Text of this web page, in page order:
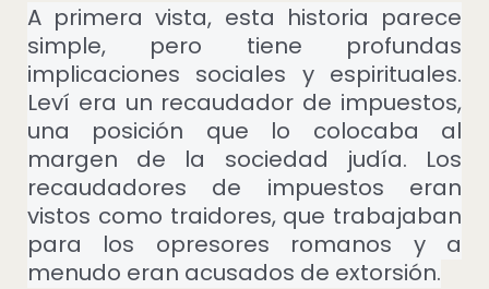
A primera vista, esta historia parece
simple, pero tiene profundas
implicaciones sociales y espirituales.
Leví era un recaudador de impuestos,
una posición que lo colocaba al
margen de la sociedad judía. Los
recaudadores de impuestos eran
vistos como traidores, que trabajaban
para los opresores romanos y a
menudo eran acusados de extorsión.